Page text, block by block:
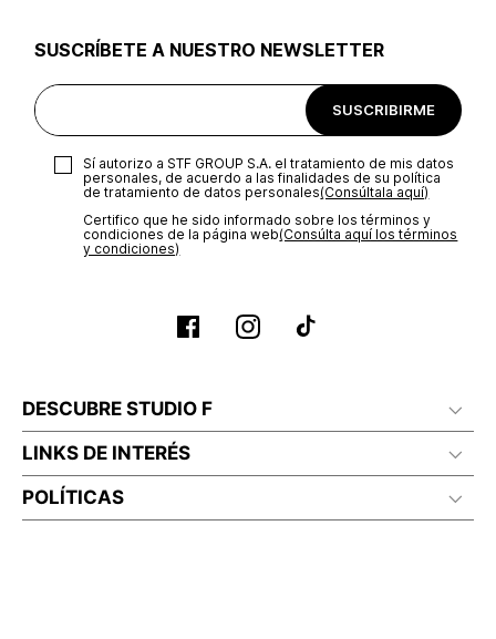
SUSCRÍBETE A NUESTRO NEWSLETTER
SUSCRIBIRME
Sí autorizo a STF GROUP S.A. el tratamiento de mis datos
personales, de acuerdo a las finalidades de su política
de tratamiento de datos personales‎(Consúltala aquí)
Certifico que he sido informado sobre los términos y
condiciones de la página web‎(Consúlta aquí los términos
y condiciones)
DESCUBRE STUDIO F
LINKS DE INTERÉS
POLÍTICAS